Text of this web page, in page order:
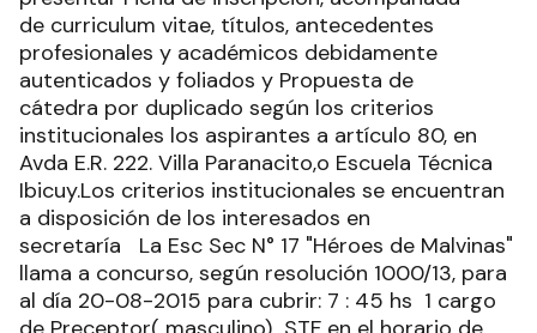
de curriculum vitae, títulos, antecedentes
profesionales y académicos debidamente
autenticados y foliados y Propuesta de
cátedra por duplicado según los criterios
institucionales los aspirantes a artículo 80, en
Avda E.R. 222. Villa Paranacito,o Escuela Técnica
Ibicuy.Los criterios institucionales se encuentran
a disposición de los interesados en
secretaría La Esc Sec N° 17 "Héroes de Malvinas"
llama a concurso, según resolución 1000/13, para
al día 20-08-2015 para cubrir: 7 : 45 hs 1 cargo